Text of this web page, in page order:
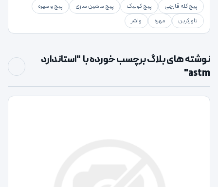
پیچ کله قارچی
پیچ کونیک پیچ ماشین سازی
پیچ و مهره
تاورکرین
مهره واشر
نوشته های بلاگ برچسب خورده با "استاندارد
astm"